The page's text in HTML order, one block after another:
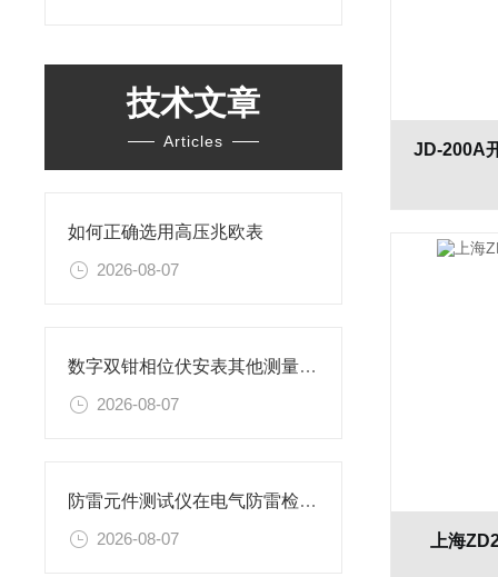
技术文章
Articles
如何正确选用高压兆欧表
2026-08-07
数字双钳相位伏安表其他测量功能
2026-08-07
防雷元件测试仪在电气防雷检测工作中的应用与实操要点
2026-08-07
上海